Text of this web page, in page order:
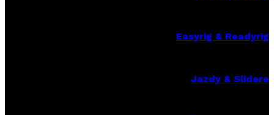
Easyrig & Readyrig
Jazdy & Slidere